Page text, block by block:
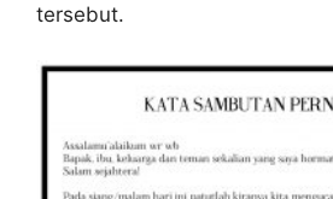
tersebut.